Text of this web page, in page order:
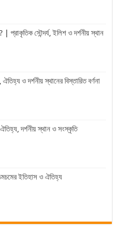
| প্রাকৃতিক সৌন্দর্য, ইলিশ ও দর্শনীয় স্থান
ও দর্শনীয় স্থানের বিস্তারিত বর্ণনা
দর্শনীয় স্থান ও সংস্কৃতি
ইতিহাস ও ঐতিহ্য